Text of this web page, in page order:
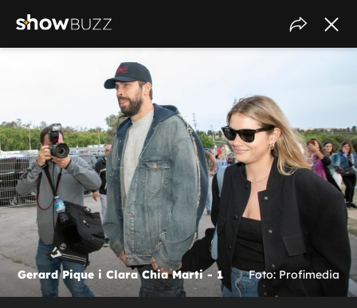
Gerard Pique i Clara Chia Marti - 1 Foto: Profimedia